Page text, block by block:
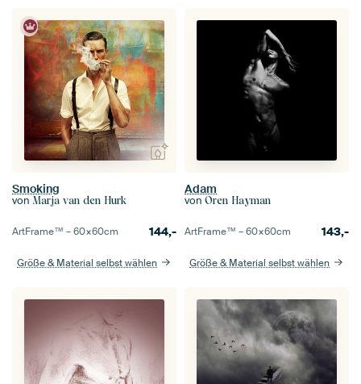
Smoking
von Marja van den Hurk
ArtFrame™ –60×60cm 144,-
Größe & Material selbst wählen
Adam
von Oren Hayman
ArtFrame™ –60×60cm 143,-
Größe & Material selbst wählen